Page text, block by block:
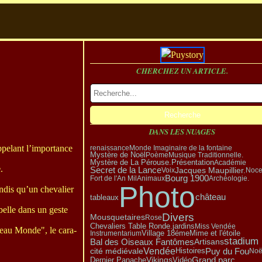
l’importance
qu’un chevalier
dans un geste
Monde", le cara-
CHERCHEZ UN ARTICLE.
DANS LES NUAGES
renaissance Monde Imaginaire de la fontaine
Mystère de Noël Poème Musique Traditionnelle.
Mystère de La Pérouse.PrésentationAcadémie
Secret de la LanceVoixJacques Maupillier.
Fort de l'An Mil AnimauxBourg 1900Archéologie.
tableaux Photochâteau
MousquetairesRoseDivers
Chevaliers Table Ronde.jardins Miss Vendée
InstrumentariumVillage 18émeMime et l'étoile
Bal des Oiseaux FantômesArtisansstadium
cité médiévaleVendéeHistoiresPuy du Fou
Dernier PanacheVikingsVidéoGrand parc